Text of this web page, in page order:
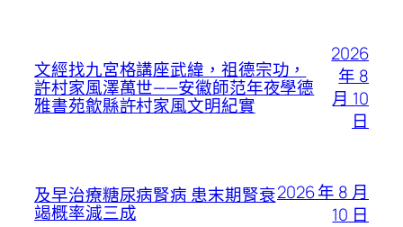
文經找九宮格講座武緯，祖德宗功，
許村家風澤萬世——安徽師范年夜學德
雅書苑歙縣許村家風文明紀實
2026
年 8
月 10
日
及早治療糖尿病腎病 患末期腎衰
竭概率減三成
2026 年 8 月
10 日